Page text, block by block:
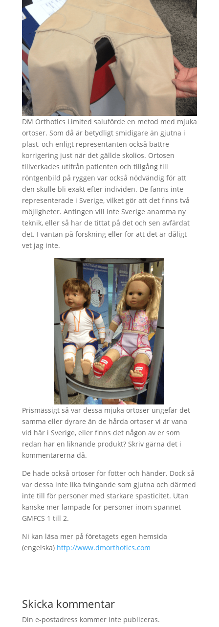
DM Orthotics Limited saluförde en metod med mjuka
ortoser. Som då är betydligt smidigare än gjutna i
plast, och enligt representanten också bättre
korrigering just när det gällde skolios. Ortosen
tillverkades utifrån patienten och tillgång till
röntgenbild på ryggen var också nödvändig för att
den skulle bli exakt efter individen. De fanns inte
representerade i Sverige, vilket gör att det finns två
möjligheter. Antingen vill inte Sverige anamma ny
teknik, eller så har de tittat på det och sen avfärdat
det. I väntan på forskning eller för att det är dåligt
vet jag inte.
Prismässigt så var dessa mjuka ortoser ungefär det
samma eller dyrare än de hårda ortoser vi är vana
vid här i Sverige, eller finns det någon av er som
redan har en liknande produkt? Skriv gärna det i
kommentarerna då.
De hade också ortoser för fötter och händer. Dock så
var dessa inte lika tvingande som gjutna och därmed
inte till för personer med starkare spasticitet. Utan
kanske mer lämpade för personer inom spannet
GMFCS 1 till 2.
Ni kan läsa mer på företagets egen hemsida
(engelska) http://www.dmorthotics.com
Skicka kommentar
Din e-postadress kommer inte publiceras.